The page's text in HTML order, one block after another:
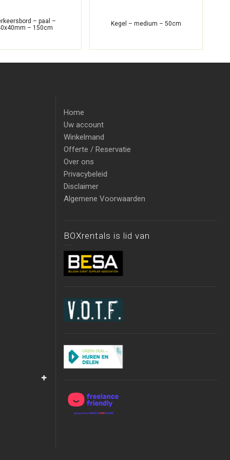
– paal –
– 150cm
Kegel – medium – 50cm
Home
Uw account
Winkelmand
Offerte / Reservatie
Over ons
Privacybeleid
Disclaimer
Algemene Voorwaarden
BOXrentals is lid van